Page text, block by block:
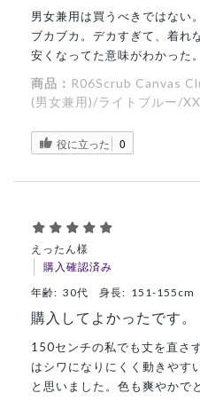
男女兼用は買うべきではない。
ブカブカ。デカすぎて、着れ
安くなってた意味がわかった。
商品： R06Scrub Canvas
(男女兼用)/ライトブルー/
役に立った 0
えったん様
購入確認済み
年齢: 30代 身長: 151-155cm
購入してよかったです。
150センチの私でも丈を直さ
はシワになりにくく動きやす
と思いました。色も爽やかで